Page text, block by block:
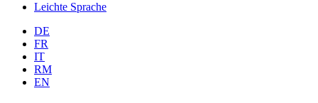
Leichte Sprache
DE
FR
IT
RM
EN